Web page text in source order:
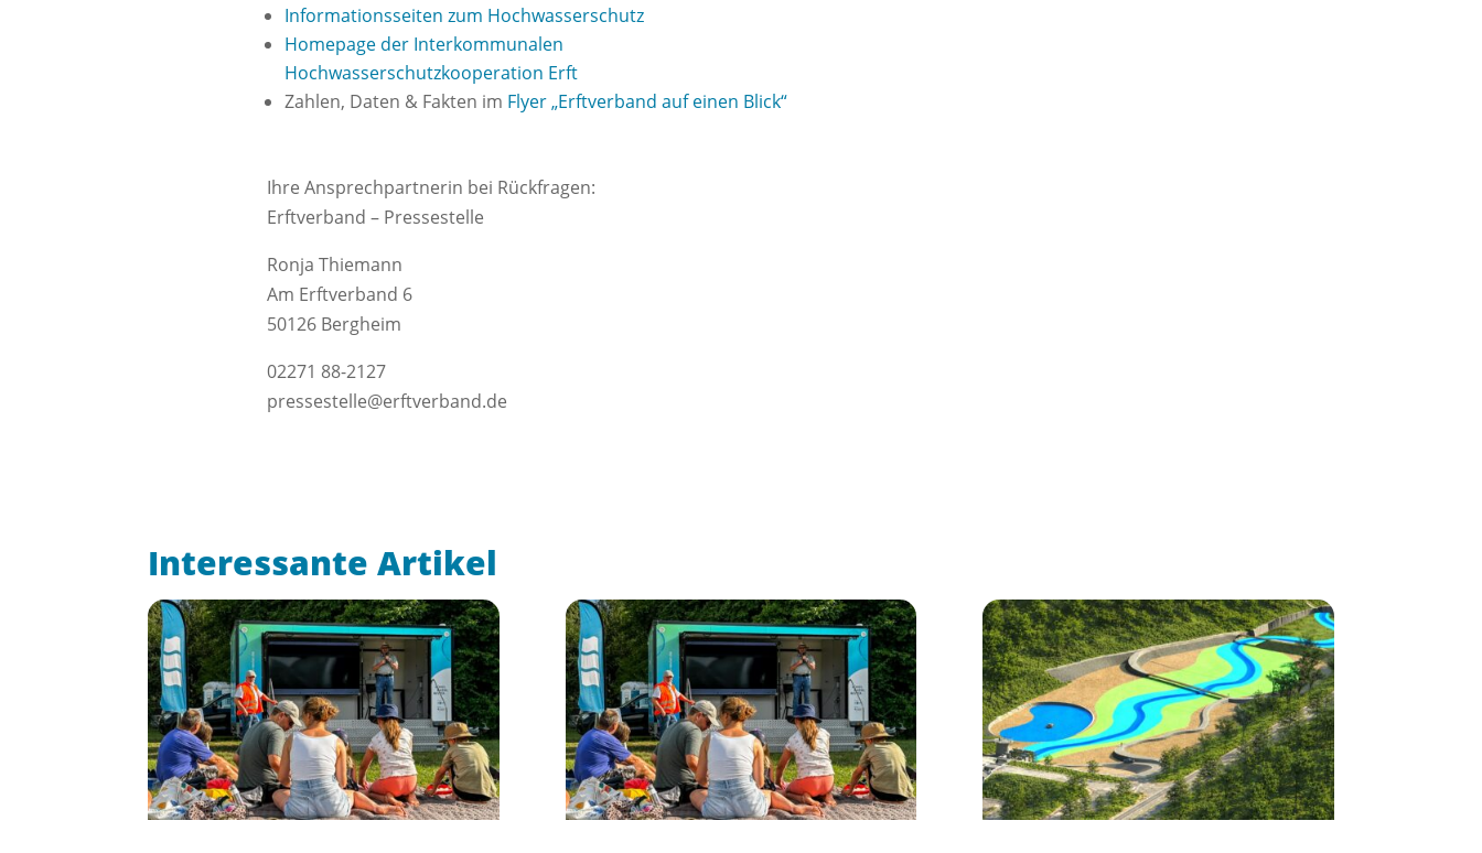
Informationsseiten zum Hochwasserschutz
Homepage der Interkommunalen
Hochwasserschutzkooperation Erft
Zahlen, Daten & Fakten im Flyer „Erftverband auf einen Blick“
Ihre Ansprechpartnerin bei Rückfragen:
Erftverband – Pressestelle
Ronja Thiemann
Am Erftverband 6
50126 Bergheim
02271 88-2127
pressestelle@erftverband.de
Interessante Artikel